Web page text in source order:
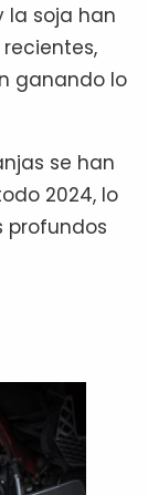
la soja han
ganando lo
se han
2024, lo
profundos